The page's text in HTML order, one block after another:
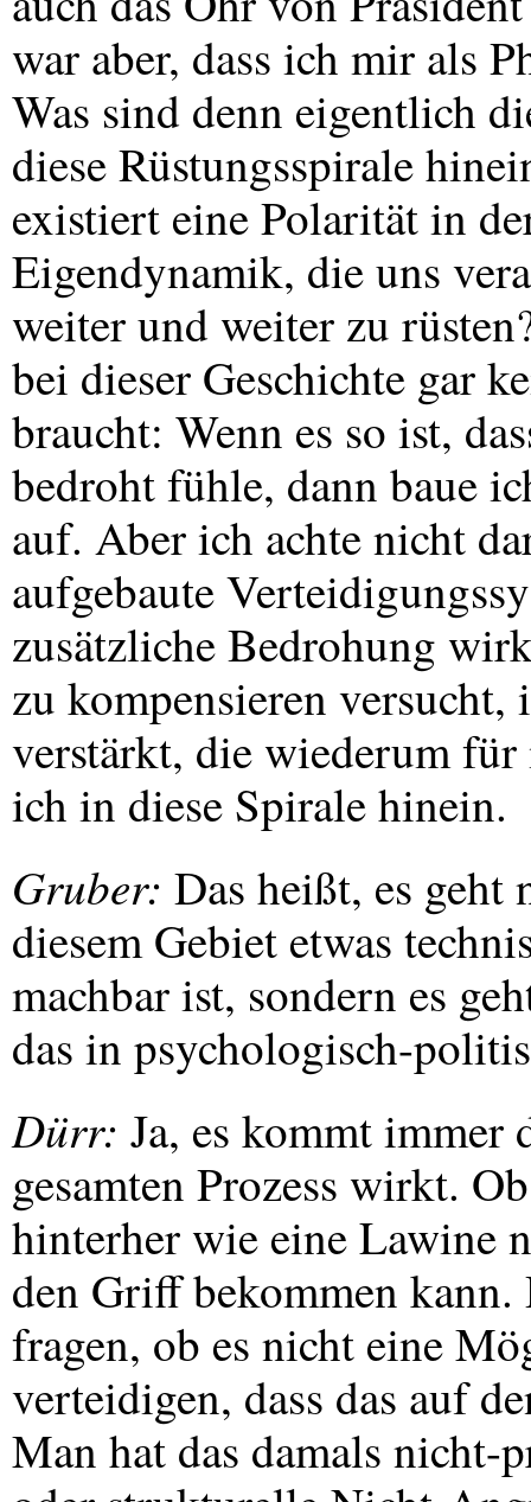
war aber, dass ich mir als
Was sind denn eigentlich
diese Rüstungsspirale
existiert eine Polarität in
Eigendynamik, die uns
weiter und weiter zu
bei dieser Geschichte gar
braucht: Wenn es so ist,
bedroht fühle, dann baue
auf. Aber ich achte nicht
aufgebaute
zusätzliche Bedrohung
zu kompensieren
verstärkt, die wiederum
ich in diese Spirale hinein.
Gruber: Das heißt, es geht
diesem Gebiet etwas
machbar ist, sondern es
das in psychologisch-
Dürr: Ja, es kommt immer
gesamten Prozess wirkt.
hinterher wie eine Lawine
den Griff bekommen
fragen, ob es nicht eine
verteidigen, dass das auf
Man hat das damals nicht-